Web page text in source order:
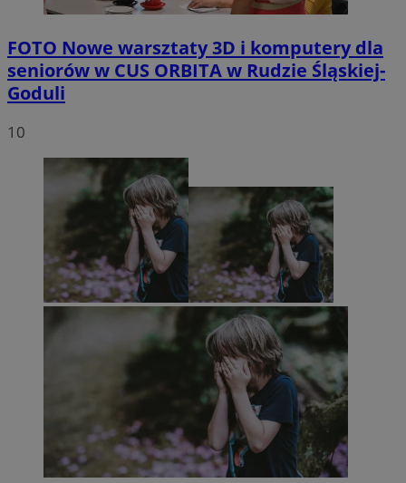
FOTO Nowe warsztaty 3D i komputery dla
seniorów w CUS ORBITA w Rudzie Śląskiej-
Goduli
10